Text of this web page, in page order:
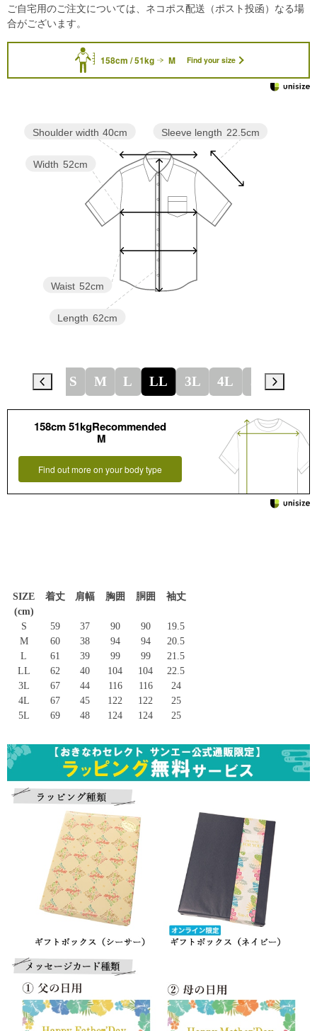
158cm / 51kg M Find your size
Sleeve length 22.5cm
Length 62cm
Waist 52cm
Width 52cm
Shoulder width 40cm
S M L LL 3L 4L
158cm 51kgRecommended
M
Find out more on your body type
SIZE
(cm)
着丈 肩幅 胸囲 胴囲 袖丈
S 59 37 90 90
19.5
M
60 38 94 94
20.5
L
61 39 99 99
21.5
LL
62 40 104 104
22.5
3L
67 44 116 116
24
4L
67 45 122 122
25
5L
69 48 124 124 25
ご自宅用のご注文については、ネコポス配送（ポスト投函）なる場
合がございます。